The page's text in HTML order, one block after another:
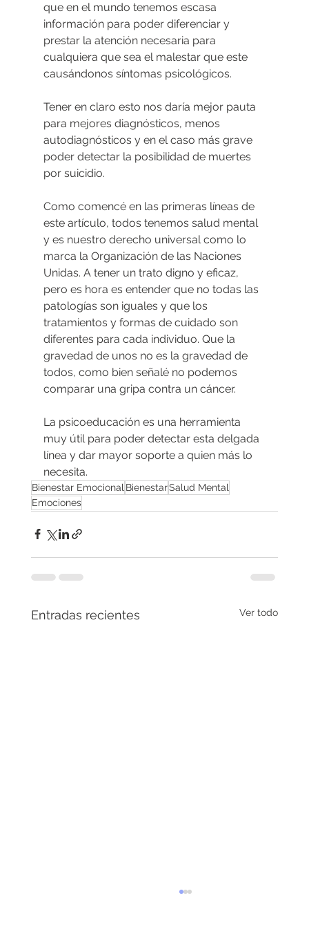
que en el mundo tenemos escasa
información para poder diferenciar y
prestar la atención necesaria para
cualquiera que sea el malestar que este
causándonos síntomas psicológicos.
Tener en claro esto nos daría mejor pauta
para mejores diagnósticos, menos
autodiagnósticos y en el caso más grave
poder detectar la posibilidad de muertes
por suicidio.
Como comencé en las primeras líneas de
este artículo, todos tenemos salud mental
y es nuestro derecho universal como lo
marca la Organización de las Naciones
Unidas. A tener un trato digno y eficaz,
pero es hora es entender que no todas las
patologías son iguales y que los
tratamientos y formas de cuidado son
diferentes para cada individuo. Que la
gravedad de unos no es la gravedad de
todos, como bien señalé no podemos
comparar una gripa contra un cáncer.
La psicoeducación es una herramienta
muy útil para poder detectar esta delgada
línea y dar mayor soporte a quien más lo
necesita.
Bienestar Emocional BienestarSalud Mental
Emociones
Entradas recientes Ver todo